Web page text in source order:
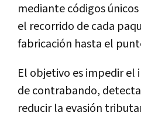
mediante códigos
el recorrido de cada
fabricación hasta el
El objetivo es impedir el
de contrabando,
reducir la evasión